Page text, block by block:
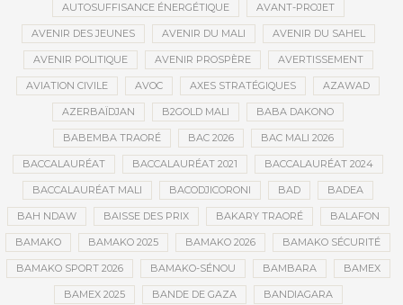
AUTOSUFFISANCE ÉNERGÉTIQUE AVANT-PROJET
AVENIR DES JEUNES AVENIR DU MALI AVENIR DU SAHEL
AVENIR POLITIQUE AVENIR PROSPÈRE AVERTISSEMENT
AVIATION CIVILE AVOC AXES STRATÉGIQUES AZAWAD
AZERBAÏDJAN B2GOLD MALI BABA DAKONO
BABEMBA TRAORÉ BAC 2026 BAC MALI 2026
BACCALAURÉAT BACCALAURÉAT 2021 BACCALAURÉAT 2024
BACCALAURÉAT MALI BACODJICORONI BAD BADEA
BAH NDAW BAISSE DES PRIX BAKARY TRAORÉ BALAFON
BAMAKO BAMAKO 2025 BAMAKO 2026 BAMAKO SÉCURITÉ
BAMAKO SPORT 2026 BAMAKO-SÉNOU BAMBARA BAMEX
BAMEX 2025 BANDE DE GAZA BANDIAGARA